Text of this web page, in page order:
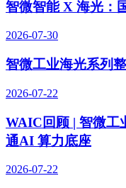
智微智能 X 海光：
2026-07-30
智微工业海光系列
2026-07-22
WAIC回顾 | 智微工
通AI 算力底座
2026-07-22